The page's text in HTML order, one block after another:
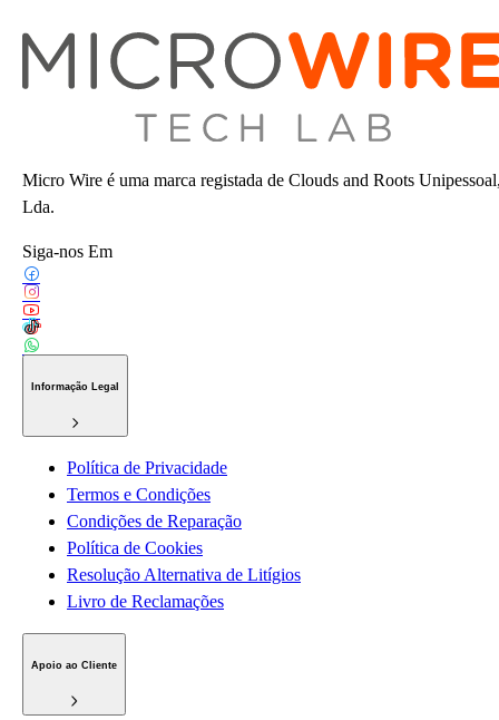
Micro Wire é uma marca registada de Clouds and Roots
Lda.
Siga-nos Em
Informação Legal
Política de Privacidade
Termos e Condições
Condições de Reparação
Política de Cookies
Resolução Alternativa de Litígios
Livro de Reclamações
Apoio ao Cliente